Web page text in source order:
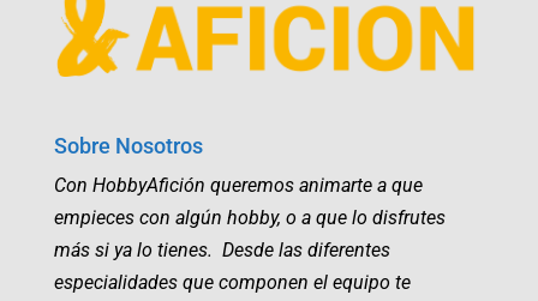
Sobre Nosotros
Con HobbyAfición queremos animarte a que
empieces con algún hobby, o a que lo disfrutes
más si ya lo tienes. Desde las diferentes
especialidades que componen el equipo te